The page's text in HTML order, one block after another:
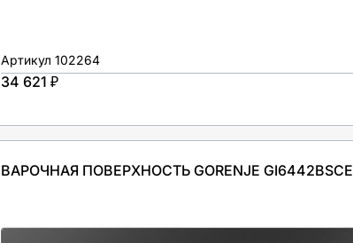
Артикул 102264
34 621 ₽
ВАРОЧНАЯ ПОВЕРХНОСТЬ GORENJE GI6442BSCE